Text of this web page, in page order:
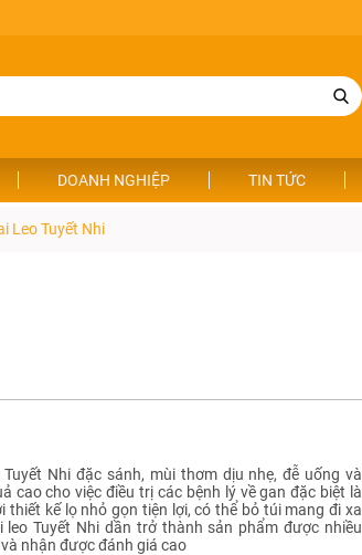
DOANH NGHIỆP TIN TỨC
Leo Tuyết Nhi
Nhi đặc sánh, mùi thơm dịu nhẹ, đễ uống và
cao cho việc điều trị các bệnh lý về gan đặc biệt là
thiết kế lọ nhỏ gọn tiện lợi, có thể bỏ túi mang đi xa
leo Tuyết Nhi dần trở thành sản phẩm được nhiều
nhận được đánh giá cao